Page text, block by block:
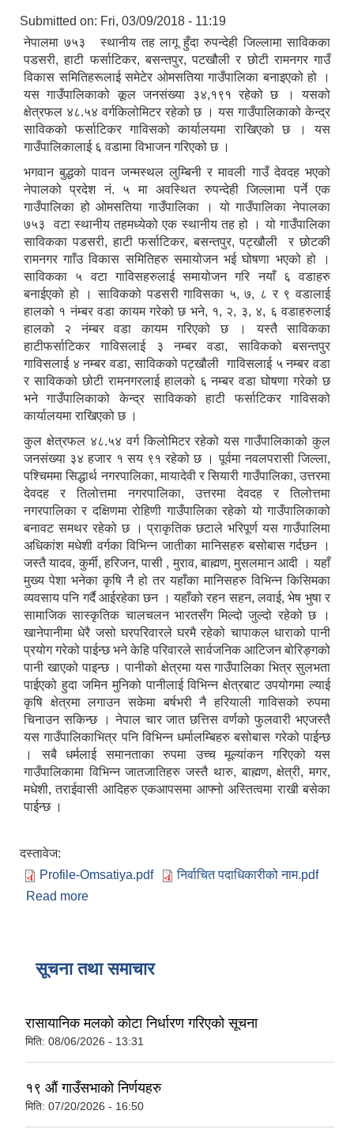
Submitted on: Fri, 03/09/2018 - 11:19
नेपालमा ७५३ स्थानीय तह लागू हुँदा रुपन्देही जिल्लामा साविकका
पडसरी, हाटी फर्साटिकर, बसन्तपुर, पटखौली र छोटी रामनगर गाउँ
विकास समितिहरूलाई समेटेर ओमसतिया गाउँपालिका बनाइएको हो ।
यस गाउँपालिकाको कूल जनसंख्या ३४,१९१ रहेको छ । यसको
क्षेत्रफल ४८.५४ वर्गकिलोमिटर रहेको छ । यस गाउँपालिकाको केन्द्र
साविकको फर्साटिकर गाविसको कार्यालयमा राखिएको छ । यस
गाउँपालिकालाई ६ वडामा विभाजन गरिएको छ ।
भगवान बुद्धको पावन जन्मस्थल लुम्बिनी र मावली गाउँ देवदह भएको
नेपालको प्रदेश नं. ५ मा अवस्थित रुपन्देही जिल्लामा पर्ने एक
गाउँपालिका हो ओमसतिया गाउँपालिका । यो गाउँपालिका नेपालका
७५३ वटा स्थानीय तहमध्येको एक स्थानीय तह हो । यो गाउँपालिका
साविकका पडसरी, हाटी फर्साटिकर, बसन्तपुर, पट्खौली र छोटकी
रामनगर गााँउ विकास समितिहरु समायोजन भई घोषणा भएको हो ।
साविकका ५ वटा गाविसहरुलाई समायोजन गरि नयाँ ६ वडाहरु
बनाईएको हो । साविकको पडसरी गाविसका ५, ७, ८ र ९ वडालाई
हालको १ नंम्बर वडा कायम गरेको छ भने, १, २, ३, ४, ६ वडाहरुलाई
हालको २ नंम्बर वडा कायम गरिएको छ । यस्तै साविकका
हाटीफर्साटिकर गाविसलाई ३ नम्बर वडा, साविकको बसन्तपुर
गाविसलाई ४ नम्बर वडा, साविकको पट्खौली गाविसलाई ५ नम्बर वडा
र साविकको छोटी रामनगरलाई हालको ६ नम्बर वडा घोषणा गरेको छ
भने गाउँपालिकाको केन्द्र साविकको हाटी फर्साटिकर गाविसको
कार्यालयमा राखिएको छ ।
कुल क्षेत्रफल ४८.५४ वर्ग किलोमिटर रहेको यस गाउँपालिकाको कुल
जनसंख्या ३४ हजार १ सय ९१ रहेको छ । पूर्वमा नवलपरासी जिल्ला,
पश्चिममा सिद्धार्थ नगरपालिका, मायादेवी र सियारी गाउँपालिका, उत्तरमा
देवदह र तिलोत्तमा नगरपालिका, उत्तरमा देवदह र तिलोत्तमा
नगरपालिका र दक्षिणमा रोहिणी गाउँपालिका रहेको यो गाउँपालिकाको
बनावट समथर रहेको छ । प्राकृतिक छटाले भरिपूर्ण यस गाउँपालिमा
अधिकांश मधेशी वर्गका विभिन्न जातीका मानिसहरु बसोबास गर्दछन ।
जस्तै यादव, कुर्मी, हरिजन, पासी , मुराव, बाह्मण, मुसलमान आदी । यहाँ
मुख्य पेशा भनेका कृषि नै हो तर यहाँका मानिसहरु विभिन्न किसिमका
व्यवसाय पनि गर्दै आईरहेका छन । यहाँको रहन सहन, लवाई, भेष भुषा र
सामाजिक सास्कृतिक चालचलन भारतसँग मिल्दो जुल्दो रहेको छ ।
खानेपानीमा धेरै जसो घरपरिवारले घरमै रहेको चापाकल धाराको पानी
प्रयोग गरेको पाईन्छ भने केहि परिवारले सार्वजनिक आटिजन बोरिङ्गको
पानी खाएको पाइन्छ । पानीको क्षेत्रमा यस गाउँपालिका भित्र सुलभता
पाईएको हुदा जमिन मुनिको पानीलाई विभिन्न क्षेत्रबाट उपयोगमा ल्याई
कृषि क्षेत्रमा लगाउन सकेमा बर्षभरी नै हरियाली गाविसको रुपमा
चिनाउन सकिन्छ । नेपाल चार जात छत्तिस वर्णको फुलवारी भएजस्तै
यस गाउँपालिकाभित्र पनि विभिन्न धर्मालम्बिहरु बसोबास गरेको पाईन्छ
। सबै धर्मलाई समानताका रुपमा उच्च मूल्यांकन गरिएको यस
गाउँपालिकामा विभिन्न जातजातिहरु जस्तै थारु, बाह्मण, क्षेत्री, मगर,
मधेशी, तराईवासी आदिहरु एकआपसमा आफ्नो अस्तित्वमा राखी बसेका
पाईन्छ ।
दस्तावेज:
Profile-Omsatiya.pdf
निर्वाचित पदाधिकारीको नाम.pdf
Read more
सूचना तथा समाचार
रासायानिक मलको कोटा निर्धारण गरिएको सूचना
मिति: 08/06/2026 - 13:31
१९ औं गाउँसभाको निर्णयहरु
मिति: 07/20/2026 - 16:50